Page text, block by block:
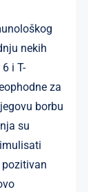
nekih
i T-
za
borbu
su